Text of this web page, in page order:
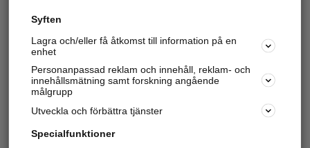
Syften
Lagra och/eller få åtkomst till information på en
enhet
Personanpassad reklam och innehåll, reklam- och
innehållsmätning samt forskning angående
målgrupp
Utveckla och förbättra tjänster
Specialfunktioner